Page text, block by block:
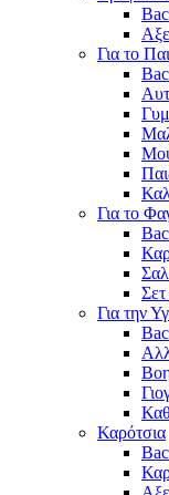
Για το
Για το
Για την
Καρότσια